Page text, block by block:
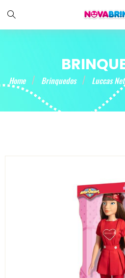
Home Brinquedos Luccas